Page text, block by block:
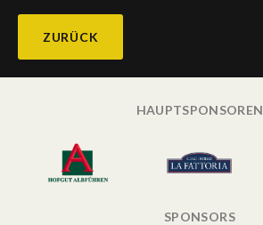
ZURÜCK
HAUPTSPONSOREN
SPONSORS